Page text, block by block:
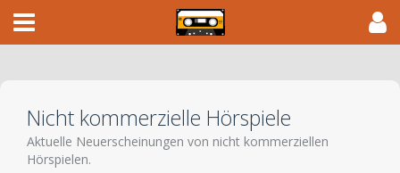
Nicht kommerzielle Hörspiele
Aktuelle Neuerscheinungen von nicht kommerziellen
Hörspielen.